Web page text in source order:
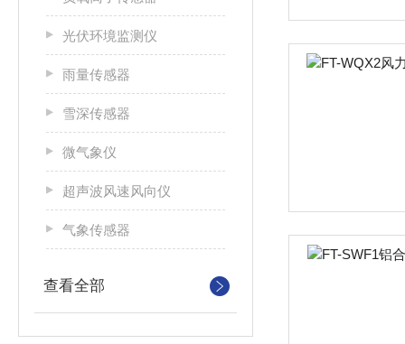
光伏环境监测仪
雨量传感器
雪深传感器
微气象仪
超声波风速风向仪
气象传感器
查看全部